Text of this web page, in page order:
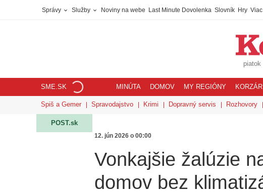
Správy Služby Noviny na webe Last Minute Dovolenka Slovník Hry Viac
piatok
SME.SK MINÚTA DOMOV MY REGIÓNY KORZÁR
Spiš a Gemer Spravodajstvo Krimi Dopravný servis Rozhovory
POST.sk
12. jún 2026 o 00:00
Vonkajšie žalúzie
domov bez